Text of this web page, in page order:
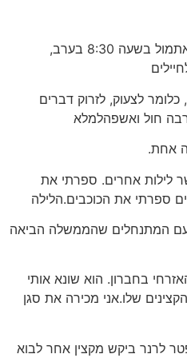
אני חיה ליד הרב משה לוינגר. אתמול בשעה 8:30 בערב,
לצעוק, לזרוק דברים
חול ואשפהלמלא
אחת.
לילות אחרים. ספרתי את
ספרתי את הכוכבים.הלילה
ועם המתנחלים שהממשלה הביאה
בחברון. הוא שונא אותי
שלו.אני מכירה את סגן
לרנר ביקש מקצין אחר לבוא